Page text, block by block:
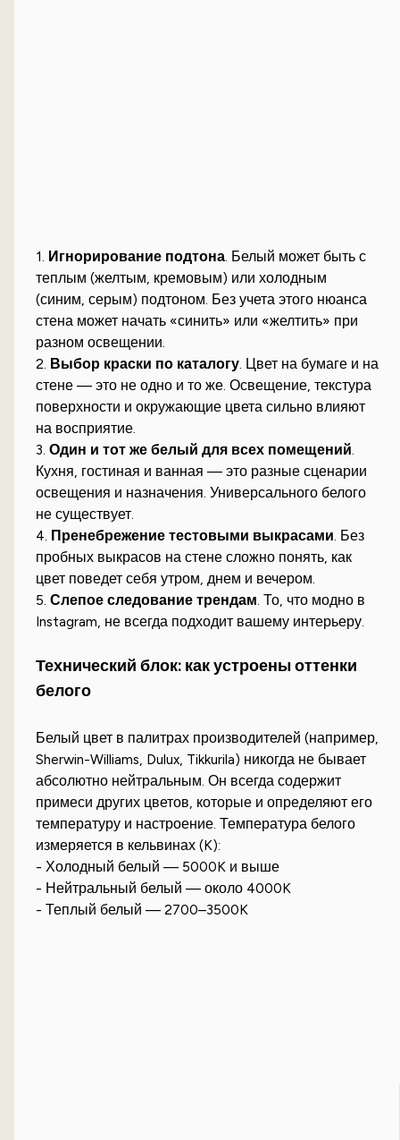
1. Игнорирование подтона . Белый может быть с
теплым (желтым, кремовым) или холодным
(синим, серым) подтоном. Без учета этого нюанса
стена может начать «синить» или «желтить» при
разном освещении.
2. Выбор краски по каталогу . Цвет на бумаге и на
стене — это не одно и то же. Освещение, текстура
поверхности и окружающие цвета сильно влияют
на восприятие.
3.Один и тот же белый для всех помещений
Кухня, гостиная и ванная — это разные сценарии
освещения и назначения. Универсального белого
не существует.
4. Пренебрежение тестовыми выкрасами . Без
пробных выкрасов на стене сложно понять, как
цвет поведет себя утром, днем и вечером.
5.Слепое следование трендам . То, что модно в
Instagram, не всегда подходит вашему интерьеру.
Технический блок: как устроены оттенки
белого
Белый цвет в палитрах производителей (например,
Sherwin-Williams, Dulux, Tikkurila) никогда не бывает
абсолютно нейтральным. Он всегда содержит
примеси других цветов, которые и определяют его
температуру и настроение. Температура белого
измеряется в кельвинах (K):
- Холодный белый — 5000K и выше
- Нейтральный белый — около 4000K
- Теплый белый — 2700–3500K